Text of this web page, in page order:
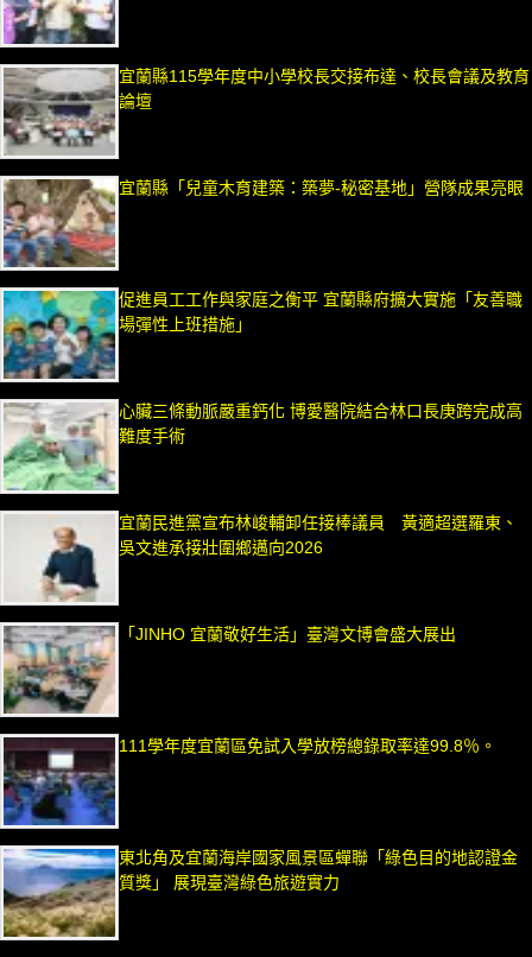
宜蘭縣115學年度中小學校長交接布達、校長會議及教育
論壇
宜蘭縣「兒童木育建築：築夢-秘密基地」營隊成果亮眼
促進員工工作與家庭之衡平 宜蘭縣府擴大實施「友善職
場彈性上班措施」
心臟三條動脈嚴重鈣化 博愛醫院結合林口長庚跨完成高
難度手術
宜蘭民進黨宣布林峻輔卸任接棒議員 黃適超選羅東、
吳文進承接壯圍鄉邁向2026
「JINHO 宜蘭敬好生活」臺灣文博會盛大展出
111學年度宜蘭區免試入學放榜總錄取率達99.8％。
東北角及宜蘭海岸國家風景區蟬聯「綠色目的地認證金
質獎」 展現臺灣綠色旅遊實力